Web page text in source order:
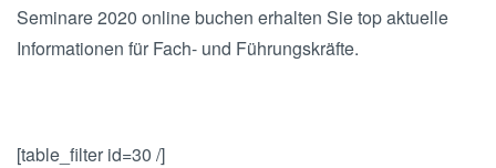
Seminare 2020 online buchen erhalten Sie top aktuelle
Informationen für Fach- und Führungskräfte.
[table_filter id=30 /]